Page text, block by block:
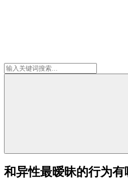
和异性最暧昧的行为